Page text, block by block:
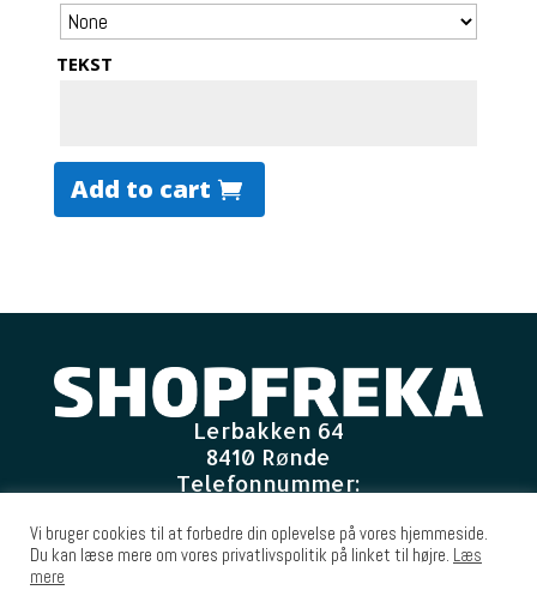
TEKST
Add to cart
Lerbakken 64
8410 Rønde
Telefonnummer:
E-mail:
shop@freka.dk
Vi bruger cookies til at forbedre din oplevelse på vores hjemmeside.
Du kan læse mere om vores privatlivspolitik på linket til højre. Læs
mere